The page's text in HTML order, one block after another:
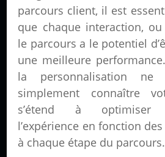
parcours client, il est
que chaque interaction,
le parcours a le potentiel
une meilleure
la personnalisation ne
simplement connaître
s’étend à optimiser
l’expérience en fonction
à chaque étape du parcours.